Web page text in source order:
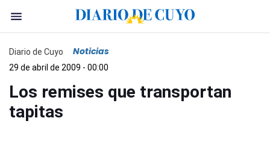
Diario de Cuyo Noticias
29 de abril de 2009 - 00:00
Los remises que transportan
tapitas